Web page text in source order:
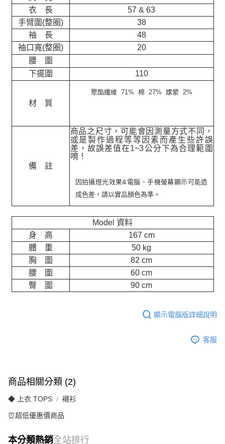
衣 長
57 & 63
手臂圍(整圈)
38
袖 長
48
袖口寬(整圈)
20
腰 圍
下擺圍
110
材 質
聚酯纖維 71% 棉 27% 嫘縈 2%
備 註
商品之尺寸，可能會因測量方式不同，
或是製作過程等等因素而產生些許誤
差，故誤差值在1~3公分下為合理範圍
唷！
因拍攝燈光效果&電腦、手機螢幕顯示可能造
成色差，請以實品顏色為準。
Model 資料
身 高
167 cm
體 重
50 kg
胸 圍
82 cm
腰 圍
60 cm
臀 圍
90 cm
顯示電腦版詳細說明
客服
商品相關分類 (2)
◆ 上衣 TOPS 襯衫
⏰超低優惠價商品
本分類熱銷全站排行